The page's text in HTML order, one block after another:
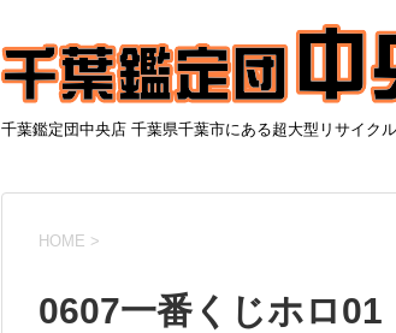
千葉鑑定団中央店 千葉県千葉市にある超大型リサイク
HOME >
0607一番くじホロ01